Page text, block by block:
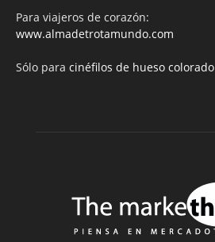
Para viajeros de corazón:
www.almadetrotamundo.com
Sólo para cinéfilos de hueso colorado